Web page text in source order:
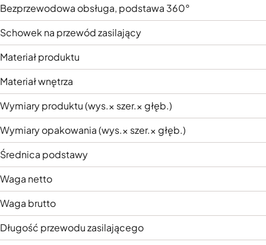
Bezprzewodowa obsługa, podstawa 360°
Schowek na przewód zasilający
Materiał produktu
Materiał wnętrza
Wymiary produktu (wys.× szer.× głęb.)
Wymiary opakowania (wys.× szer.× głęb.)
Średnica podstawy
Waga netto
Waga brutto
Długość przewodu zasilającego